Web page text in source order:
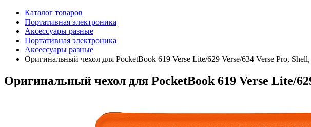
Каталог товаров
Портативная электроника
Аксессуары разные
Портативная электроника
Аксессуары разные
Оригинальный чехол для PocketBook 619 Verse Lite/629 Verse/634 Verse Pro,
Оригинальный чехол для PocketBook 619 Verse Lite/